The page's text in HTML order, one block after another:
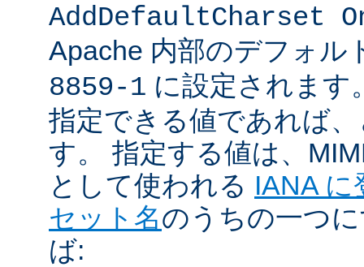
AddDefaultCharset
Apache 内部のデフォル
8859-1 に設定されま
指定できる値であれば
す。 指定する値は、
として使われる IANA
セット名のうちの一つ
ば: